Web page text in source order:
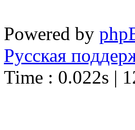
Powered by
Русская
Time : 0.022s |